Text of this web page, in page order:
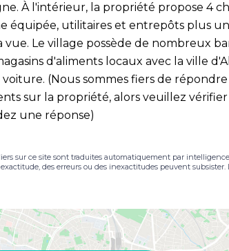
À l'intérieur, la propriété propose 4
équipée, utilitaires et entrepôts plus
Le village possède de nombreux
d'aliments locaux avec la ville
(Nous sommes fiers de
sur la propriété, alors veuillez
une réponse)
sur ce site sont traduites automatiquement par
des erreurs ou des inexactitudes peuvent subsister.